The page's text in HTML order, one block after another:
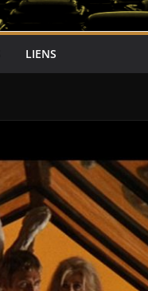
LIENS